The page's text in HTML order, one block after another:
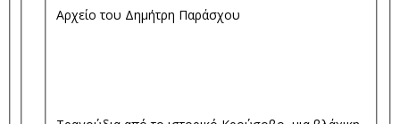
Αρχείο του Δημήτρη Παράσχου